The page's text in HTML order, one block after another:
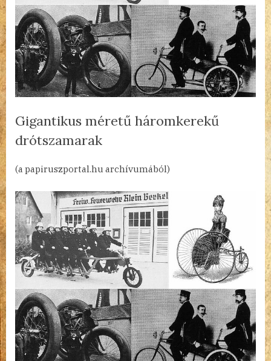
Gigantikus méretű háromkerekű
drótszamarak
on
Nincs hozzászólás
Gigantikus
méretű
háromkerekű
drótszamarak
bejegyzéshez
(a papiruszportal.hu archívumából)